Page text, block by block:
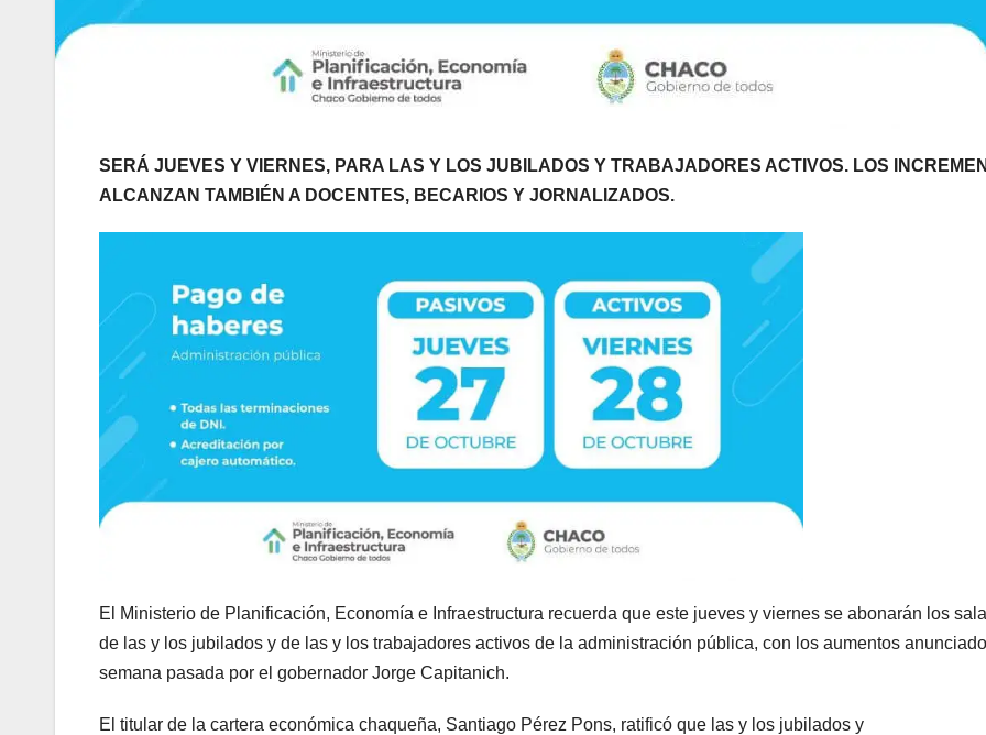
SERÁ JUEVES Y VIERNES, PARA LAS Y LOS JUBILADOS Y TRABAJADORES ACTIVOS. LOS
ALCANZAN TAMBIÉN A DOCENTES, BECARIOS Y JORNALIZADOS.
El Ministerio de Planificación, Economía e Infraestructura recuerda que este jueves y viernes se abonarán los
de las y los jubilados y de las y los trabajadores activos de la administración pública, con los aumentos
semana pasada por el gobernador Jorge Capitanich.
El titular de la cartera económica chaqueña, Santiago Pérez Pons, ratificó que las y los jubilados y